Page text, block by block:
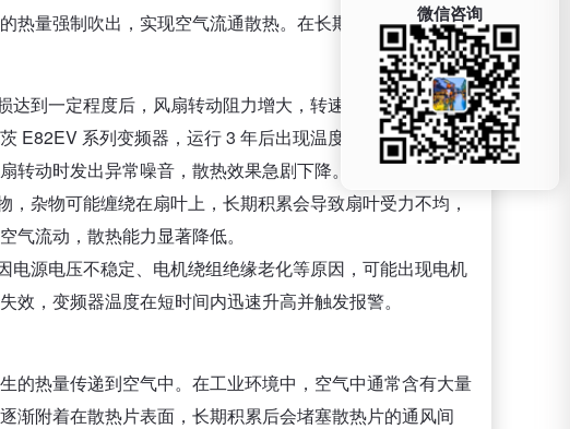
热量强制吹出，实现空气流通散热。在长期运行过程中，风
达到一定程度后，风扇转动阻力增大，转速下降，甚至出现
E82EV 系列变频器，运行 3 年后出现温度过高报警，拆机
动时发出异常噪音，散热效果急剧下降。
，杂物可能缠绕在扇叶上，长期积累会导致扇叶受力不均，
流动，散热能力显著降低。
电源电压不稳定、电机绕组绝缘老化等原因，可能出现电机
，变频器温度在短时间内迅速升高并触发报警。
的热量传递到空气中。在工业环境中，空气中通常含有大量
渐附着在散热片表面，长期积累后会堵塞散热片的通风间
微信咨询